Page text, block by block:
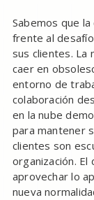
Sabemos que
frente al
sus clientes. La
caer en
entorno de
colaboración
en la nube
para mantener
clientes son
organización.
aprovechar lo
nueva